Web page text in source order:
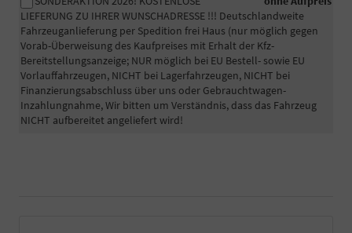
beglaubigte
Bestätigung
der
Fahrgestellnummer
Ihres
PKW
für
Das
Fahrzeug
wird
professionell
in
unserem
eigenen
LIEFERUNG ZU IHRER WUNSCHADRESSE !!! Deutschlandweite
Fahrzeuganlieferung per Spedition frei Haus (nur möglich gegen
Vorab-Überweisung des Kaufpreises mit Erhalt der Kfz-
Bereitstellungsanzeige; NUR möglich bei EU Bestell- sowie EU
Vorlauffahrzeugen, NICHT bei Lagerfahrzeugen, NICHT bei
Finanzierungsabschluss über uns oder Gebrauchtwagen-
Inzahlungnahme, Wir bitten um Verständnis, dass das Fahrzeug
NICHT aufbereitet angeliefert wird!